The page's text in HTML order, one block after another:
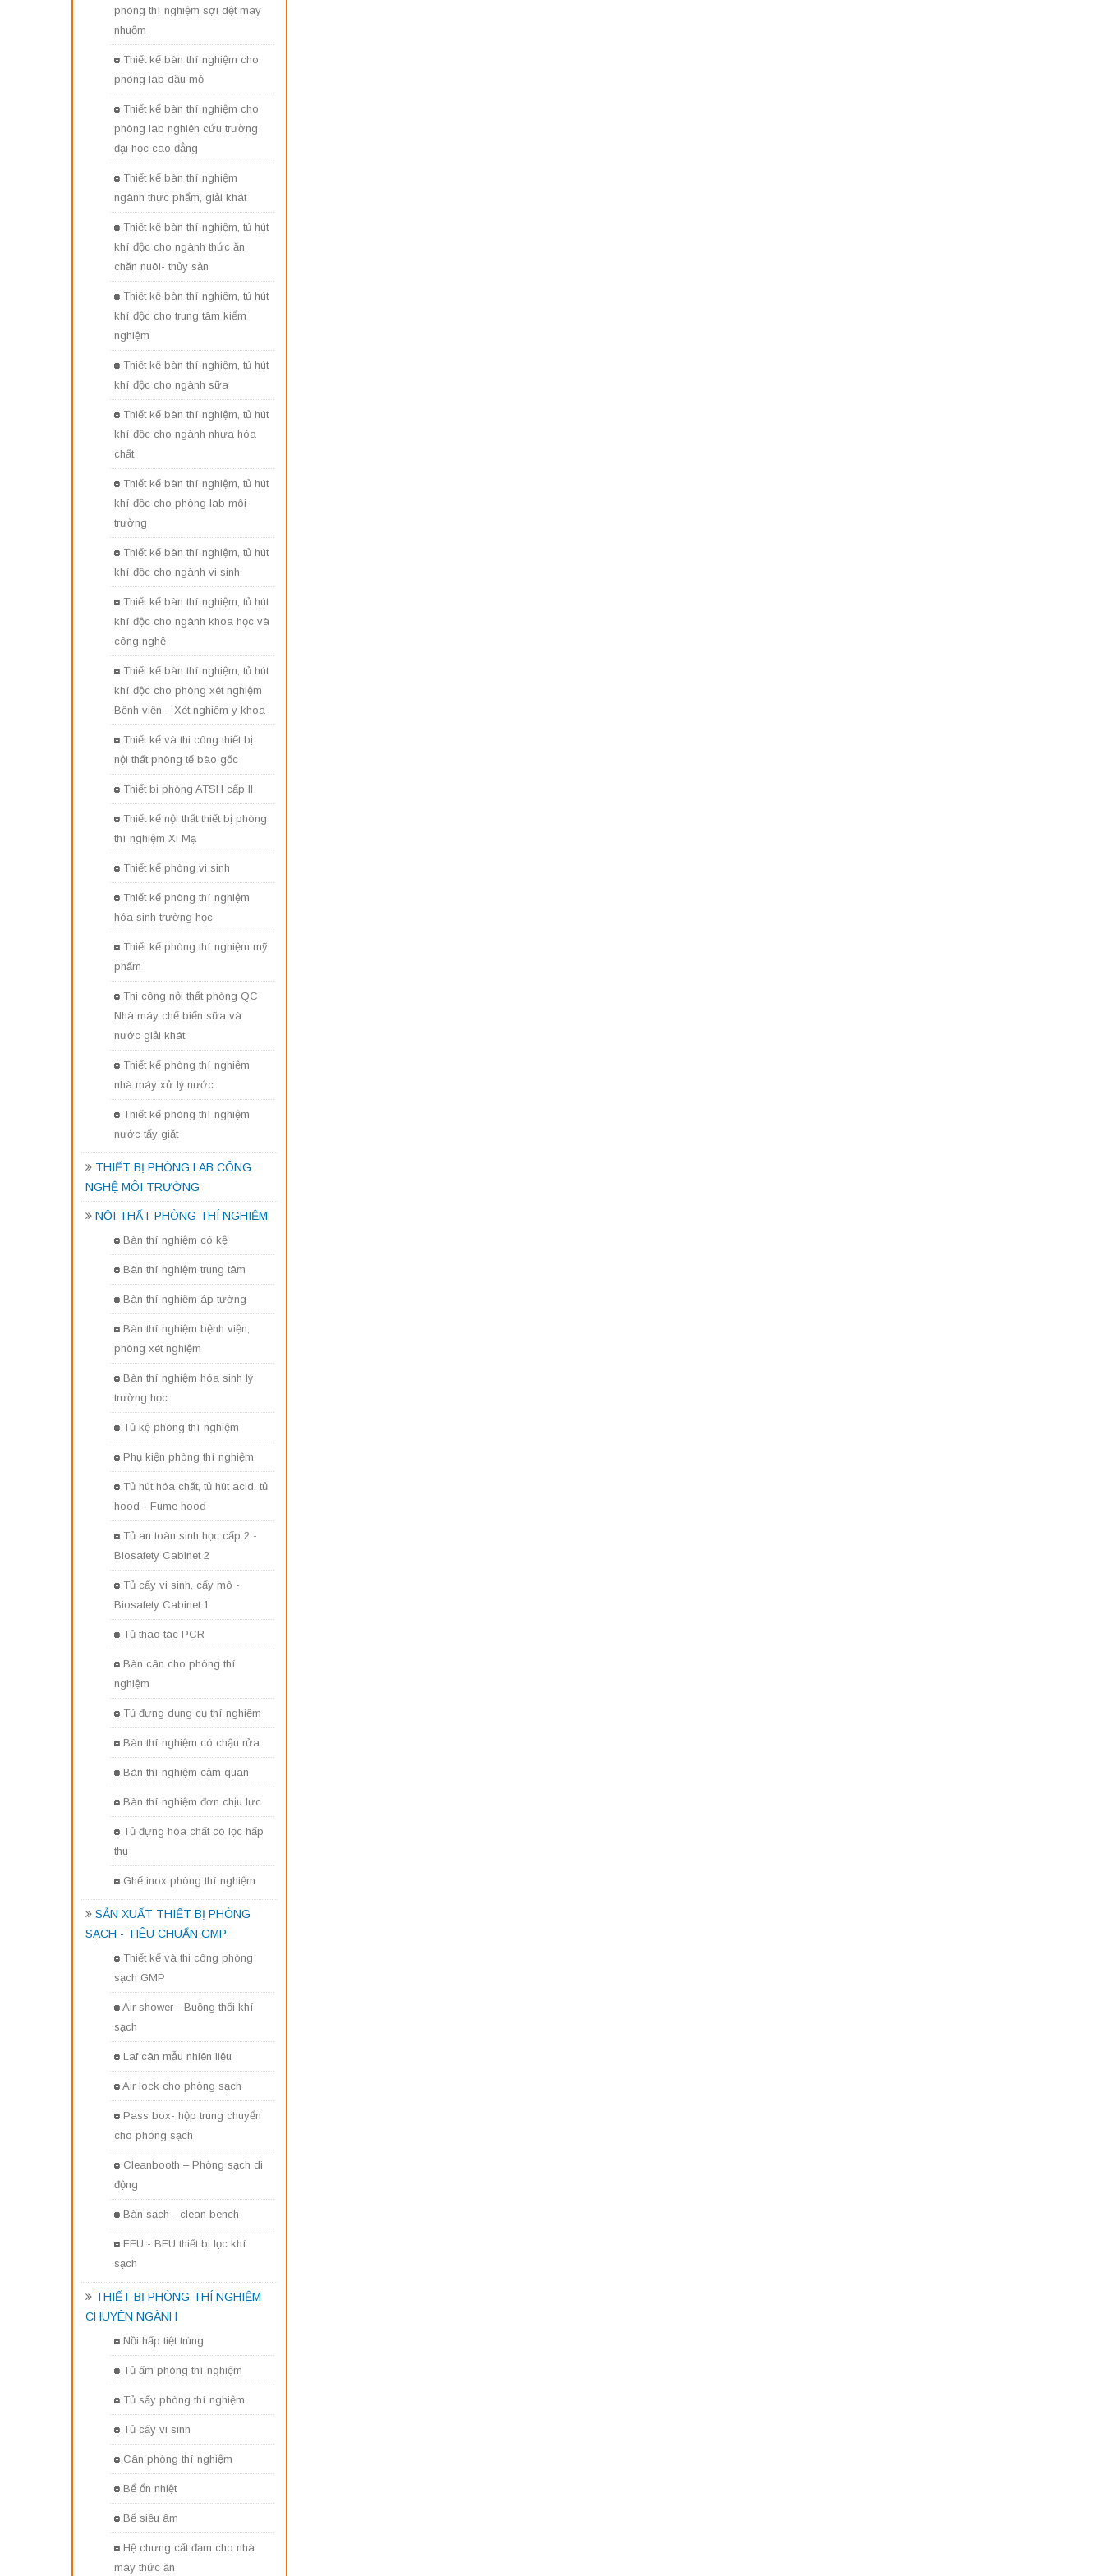
phòng thí nghiệm sợi dệt may
nhuộm
Thiết kế bàn thí nghiệm cho
phòng lab dầu mỏ
Thiết kế bàn thí nghiệm cho
phòng lab nghiên cứu trường
đại học cao đẳng
Thiết kế bàn thí nghiệm
ngành thực phẩm, giải khát
Thiết kế bàn thí nghiệm, tủ hút
khí độc cho ngành thức ăn
chăn nuôi- thủy sản
Thiết kế bàn thí nghiệm, tủ hút
khí độc cho trung tâm kiểm
nghiệm
Thiết kế bàn thí nghiệm, tủ hút
khí độc cho ngành sữa
Thiết kế bàn thí nghiệm, tủ hút
khí độc cho ngành nhựa hóa
chất
Thiết kế bàn thí nghiệm, tủ hút
khí độc cho phòng lab môi
trường
Thiết kế bàn thí nghiệm, tủ hút
khí độc cho ngành vi sinh
Thiết kế bàn thí nghiệm, tủ hút
khí độc cho ngành khoa học và
công nghệ
Thiết kế bàn thí nghiệm, tủ hút
khí độc cho phòng xét nghiệm
Bệnh viện – Xét nghiệm y khoa
Thiết kế và thi công thiết bị
nội thất phòng tế bào gốc
Thiết bị phòng ATSH cấp II
Thiết kế nội thất thiết bị phòng
thí nghiệm Xi Mạ
Thiết kế phòng vi sinh
Thiết kế phòng thí nghiệm
hóa sinh trường học
Thiết kế phòng thí nghiệm mỹ
phẩm
Thi công nội thất phòng QC
Nhà máy chế biến sữa và
nước giải khát
Thiết kế phòng thí nghiệm
nhà máy xử lý nước
Thiết kế phòng thí nghiệm
nước tẩy giặt
THIẾT BỊ PHÒNG LAB CÔNG
NGHỆ MÔI TRƯỜNG
NỘI THẤT PHÒNG THÍ NGHIỆM
Bàn thí nghiệm có kệ
Bàn thí nghiệm trung tâm
Bàn thí nghiệm áp tường
Bàn thí nghiệm bệnh viện,
phòng xét nghiệm
Bàn thí nghiệm hóa sinh lý
trường học
Tủ kệ phòng thí nghiệm
Phụ kiện phòng thí nghiệm
Tủ hút hóa chất, tủ hút acid, tủ
hood - Fume hood
Tủ an toàn sinh học cấp 2 -
Biosafety Cabinet 2
Tủ cấy vi sinh, cấy mô -
Biosafety Cabinet 1
Tủ thao tác PCR
Bàn cân cho phòng thí
nghiệm
Tủ đựng dụng cụ thí nghiệm
Bàn thí nghiệm có chậu rửa
Bàn thí nghiệm cảm quan
Bàn thí nghiệm đơn chịu lực
Tủ đựng hóa chất có lọc hấp
thu
Ghế inox phòng thí nghiệm
SẢN XUẤT THIẾT BỊ PHÒNG
SẠCH - TIÊU CHUẨN GMP
Thiết kế và thi công phòng
sạch GMP
Air shower - Buồng thổi khí
sạch
Laf cân mẫu nhiên liệu
Air lock cho phòng sạch
Pass box- hộp trung chuyển
cho phòng sạch
Cleanbooth – Phòng sạch di
động
Bàn sạch - clean bench
FFU - BFU thiết bị lọc khí
sạch
THIẾT BỊ PHÒNG THÍ NGHIỆM
CHUYÊN NGÀNH
Nồi hấp tiệt trùng
Tủ ấm phòng thí nghiệm
Tủ sấy phòng thí nghiệm
Tủ cấy vi sinh
Cân phòng thí nghiệm
Bể ổn nhiệt
Bể siêu âm
Hệ chưng cất đạm cho nhà
máy thức ăn